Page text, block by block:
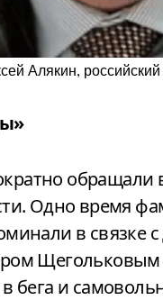
Алякин,
обращали
Одно время
в связке
бега и